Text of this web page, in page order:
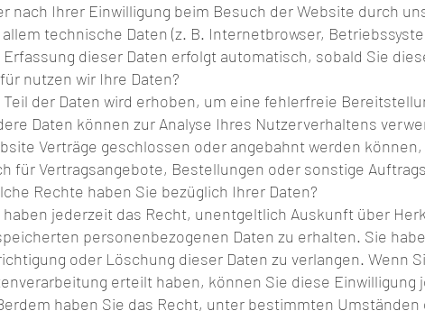
nach Ihrer Einwilligung beim Besuch der Website durch
technische Daten (z. B. Internetbrowser,
Erfassung dieser Daten erfolgt automatisch, sobald Sie
nutzen wir Ihre Daten?
Teil der Daten wird erhoben, um eine fehlerfreie
Daten können zur Analyse Ihres Nutzerverhaltens
Verträge geschlossen oder angebahnt werden
für Vertragsangebote, Bestellungen oder sonstige
Rechte haben Sie bezüglich Ihrer Daten?
haben jederzeit das Recht, unentgeltlich Auskunft über
personenbezogenen Daten zu erhalten. Sie
oder Löschung dieser Daten zu verlangen. Wenn
erteilt haben, können Sie diese
haben Sie das Recht, unter bestimmten